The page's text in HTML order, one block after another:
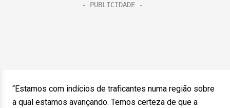
“Estamos com indícios de traficantes numa região sobre
a qual estamos avançando. Temos certeza de que a